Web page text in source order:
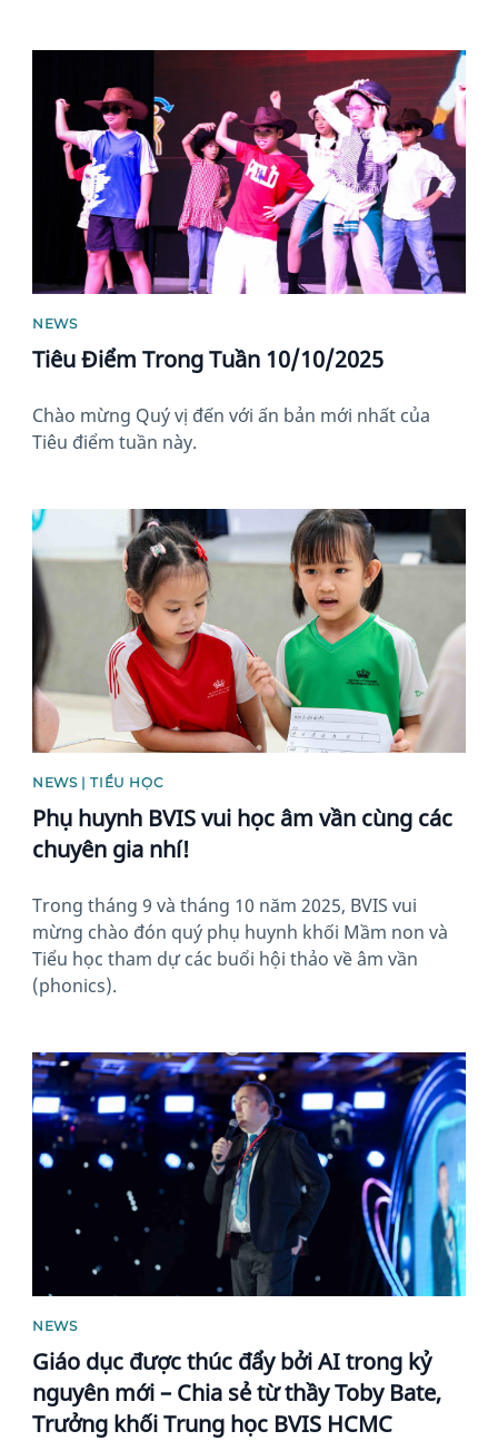
NEWS
Tiêu Điểm Trong Tuần 10/10/2025
Chào mừng Quý vị đến với ấn bản mới nhất của
Tiêu điểm tuần này.
News image
NEWS | TIỂU HỌC
Phụ huynh BVIS vui học âm vần cùng các
chuyên gia nhí!
Trong tháng 9 và tháng 10 năm 2025, BVIS vui
mừng chào đón quý phụ huynh khối Mầm non và
Tiểu học tham dự các buổi hội thảo về âm vần
(phonics).
News image
NEWS
Giáo dục được thúc đẩy bởi AI trong kỷ
nguyên mới – Chia sẻ từ thầy Toby Bate,
Trưởng khối Trung học BVIS HCMC